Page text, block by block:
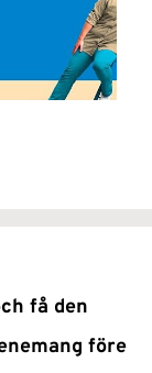
få den
före